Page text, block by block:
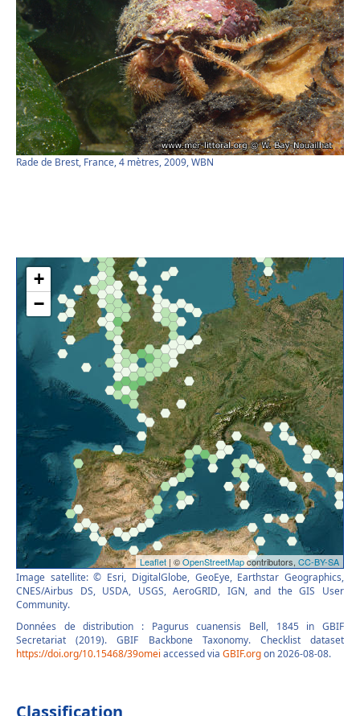
Rade de Brest, France, 4 mètres, 2009, WBN
Image satellite: © Esri, DigitalGlobe, GeoEye, Earthstar Geographics,
CNES/Airbus DS, USDA, USGS, AeroGRID, IGN, and the GIS User
Community.
Données de distribution : Pagurus cuanensis Bell, 1845 in GBIF
Secretariat (2019). GBIF Backbone Taxonomy. Checklist dataset
https://doi.org/10.15468/39omei accessed via GBIF.orgon 2026-08-08.
Classification